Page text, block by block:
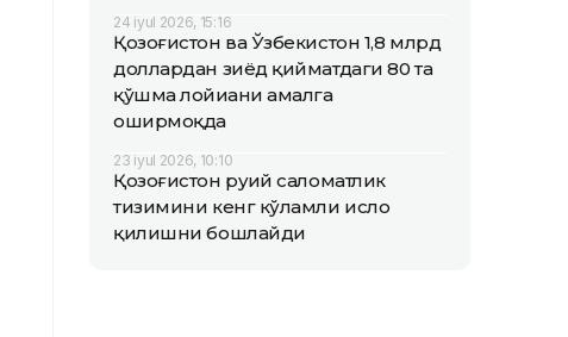
24 iyul 2026, 15:16
Қозоғистон ва Ўзбекистон 1,8 млрд
доллардан зиёд қийматдаги 80 та
қўшма лойиҳани амалга
оширмоқда
23 iyul 2026, 10:10
Қозоғистон руҳий саломатлик
тизимини кенг кўламли ислоҳ
қилишни бошлайди